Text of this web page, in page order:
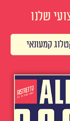
שלנו
קמעונאי